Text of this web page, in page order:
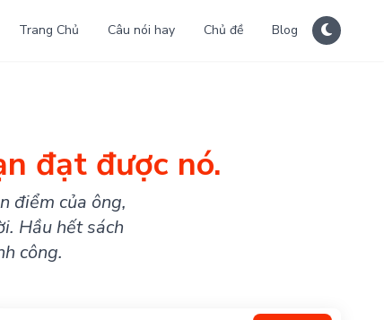
Trang Chủ Câu nói hay Chủ đề Blog
đạt được nó.
điểm của ông,
Hầu hết sách
công.